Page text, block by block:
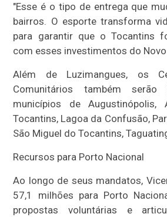
"Esse é o tipo de entrega que
bairros. O esporte transforma
para garantir que o Tocantins
com esses investimentos do Novo
Além de Luzimangues, os
Comunitários também serão
municípios de Augustinópolis,
Tocantins, Lagoa da Confusão,
São Miguel do Tocantins,
Recursos para Porto Nacional
Ao longo de seus mandatos,
57,1 milhões para Porto
propostas voluntárias e